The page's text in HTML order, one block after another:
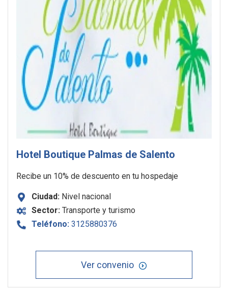
Hotel Boutique Palmas de Salento
Recibe un 10% de descuento en tu hospedaje
Ciudad: Nivel nacional
Sector: Transporte y turismo
Teléfono: 3125880376
Ver convenio